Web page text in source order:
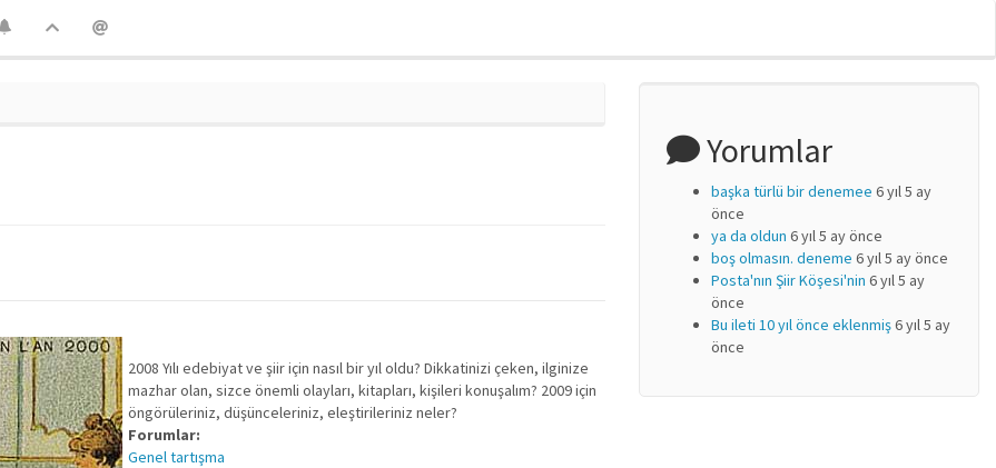
2008 Yılı edebiyat ve şiir için nasıl bir yıl oldu? Dikkatinizi çeken, ilginize
mazhar olan, sizce önemli olayları, kitapları, kişileri konuşalım? 2009 için
öngörüleriniz, düşünceleriniz, eleştirileriniz neler?
Forumlar:
Genel tartışma
Yorumlar
başka türlü bir denemee 6 yıl 5 ay
önce
ya da oldun 6 yıl 5 ay önce
boş olmasın. deneme 6 yıl 5 ay önce
Posta'nın Şiir Köşesi'nin 6 yıl 5 ay
önce
Bu ileti 10 yıl önce eklenmiş6 yıl 5 ay
önce